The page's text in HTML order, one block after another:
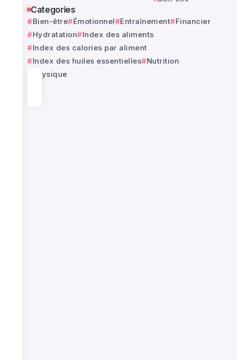
Categories
Bien-être Émotionnel Entraînement
Financier
Hydratation
Index des aliments
Index des calories par aliment
Index des huiles essentielles
Nutrition
Physique